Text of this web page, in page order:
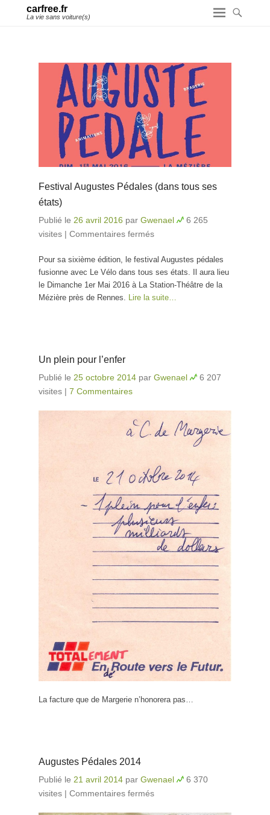
carfree.fr
La vie sans voiture(s)
Festival Augustes Pédales (dans tous ses
états)
Publié le 26 avril 2016 par Gwenael
6 265
visites | Commentaires fermés
états)
Pour sa sixième édition, le festival Augustes pédales
fusionne avec Le Vélo dans tous ses états. Il aura lieu
le Dimanche 1er Mai 2016 à La Station-Théâtre de la
Mézière près de Rennes.
Lire la suite…
Un plein pour l’enfer
Publié le 25 octobre 2014 par Gwenael
6 207
visites | 7 Commentaires
La facture que de Margerie n’honorera pas…
Augustes Pédales 2014
Publié le 21 avril 2014 par Gwenael
6 370
visites | Commentaires fermés